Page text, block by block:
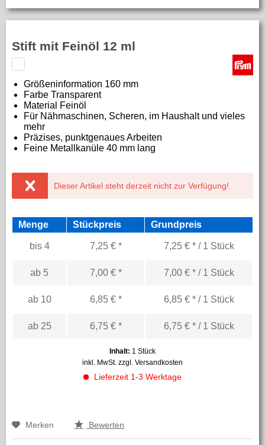
Stift mit Feinöl 12 ml
Größeninformation 160 mm
Farbe Transparent
Material
Feinöl
Für Nähmaschinen, Scheren, im Haushalt und vieles
mehr
Präzises, punktgenaues Arbeiten
Feine Metallkanüle 40 mm lang
Dieser Artikel steht derzeit nicht zur Verfügung!
Menge Stückpreis Grundpreis
bis 4 7,25 € * 7,25 € * / 1 Stück
ab 5 7,00 € * 7,00 € * / 1 Stück
ab 10 6,85 € * 6,85 € * / 1 Stück
ab 25 6,75 € * 6,75 € * / 1 Stück
Inhalt: 1 Stück
inkl. MwSt. zzgl. Versandkosten
Lieferzeit 1-3 Werktage
Merken Bewerten